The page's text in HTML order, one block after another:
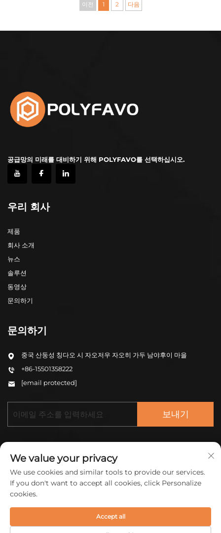
이전 1 2 다음
공급망의 미래를 대비하기 위해 POLYFAVO를 선택하십시오.
우리 회사
제품
회사 소개
뉴스
솔루션
동영상
문의하기
문의하기
중국 산둥성 칭다오 시 자오저우 자오히 가두 남야후이 마을
+86-15501358222
[email protected]
보내기
Copyright © 2026 중국 ZHONGCHENG (QINGDAO) 신
We value your privacy
We use cookies and similar tools to provide our services.
If you don't want to accept all cookies, click Personalize
cookies.
Accept all